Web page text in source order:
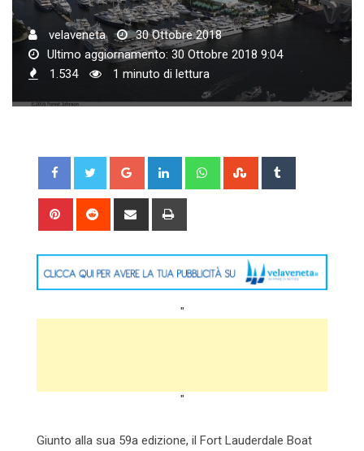
velaveneta
30 Ottobre 2018
Ultimo aggiornamento: 30 Ottobre 2018 9:04
1.534
1 minuto di lettura
Google+ LinkedIn WhatsappStumbleUpon
Pinterest Reddit
Share
"
"
Giunto alla sua 59a edizione, il Fort Lauderdale Boat